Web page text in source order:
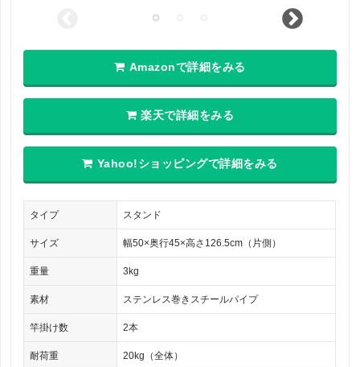
Amazonで詳細をみる
楽天で詳細をみる
Yahoo!ショッピングで詳細をみる
タイプ スタンド
サイズ 幅50×奥行45×高さ126.5cm（片側）
重量 3kg
素材 ステンレス巻きスチールパイプ
竿掛け数 2本
耐荷重 20kg（全体）